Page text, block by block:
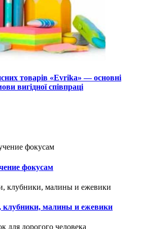
товарів «Evrika» — основні
вигідної співпраці
фокусам
клубники, малины и ежевики